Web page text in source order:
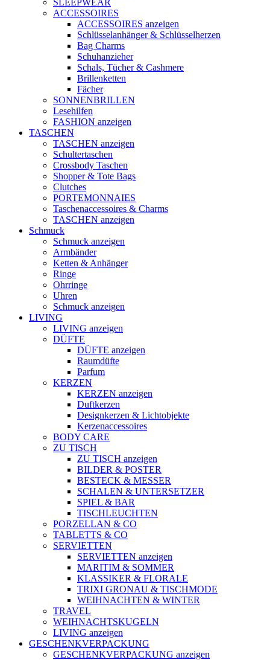
SLEEPWEAR
ACCESSOIRES
ACCESSOIRES anzeigen
Schlüsselanhänger & Schlüsselherzen
Bag Charms
Schuhanzieher
Schals, Tücher & Cashmere
Brillenketten
Fächer
SONNENBRILLEN
Lesehilfen
FASHION anzeigen
TASCHEN
TASCHEN anzeigen
Schultertaschen
Crossbody Taschen
Shopper & Tote Bags
Clutches
PORTEMONNAIES
Taschenaccessoires & Charms
TASCHEN anzeigen
Schmuck
Schmuck anzeigen
Armbänder
Ketten & Anhänger
Ringe
Ohrringe
Uhren
Schmuck anzeigen
LIVING
LIVING anzeigen
DÜFTE
DÜFTE anzeigen
Raumdüfte
Parfum
KERZEN
KERZEN anzeigen
Duftkerzen
Designkerzen & Lichtobjekte
Kerzenaccessoires
BODY CARE
ZU TISCH
ZU TISCH anzeigen
BILDER & POSTER
BESTECK & MESSER
SCHALEN & UNTERSETZER
SPIEL & BAR
TISCHLEUCHTEN
PORZELLAN & CO
TABLETTS & CO
SERVIETTEN
SERVIETTEN anzeigen
MARITIM & SOMMER
KLASSIKER & FLORALE
TRIXI GRONAU & TISCHMODE
WEIHNACHTEN & WINTER
TRAVEL
WEIHNACHTSKUGELN
LIVING anzeigen
GESCHENKVERPACKUNG
GESCHENKVERPACKUNG anzeigen